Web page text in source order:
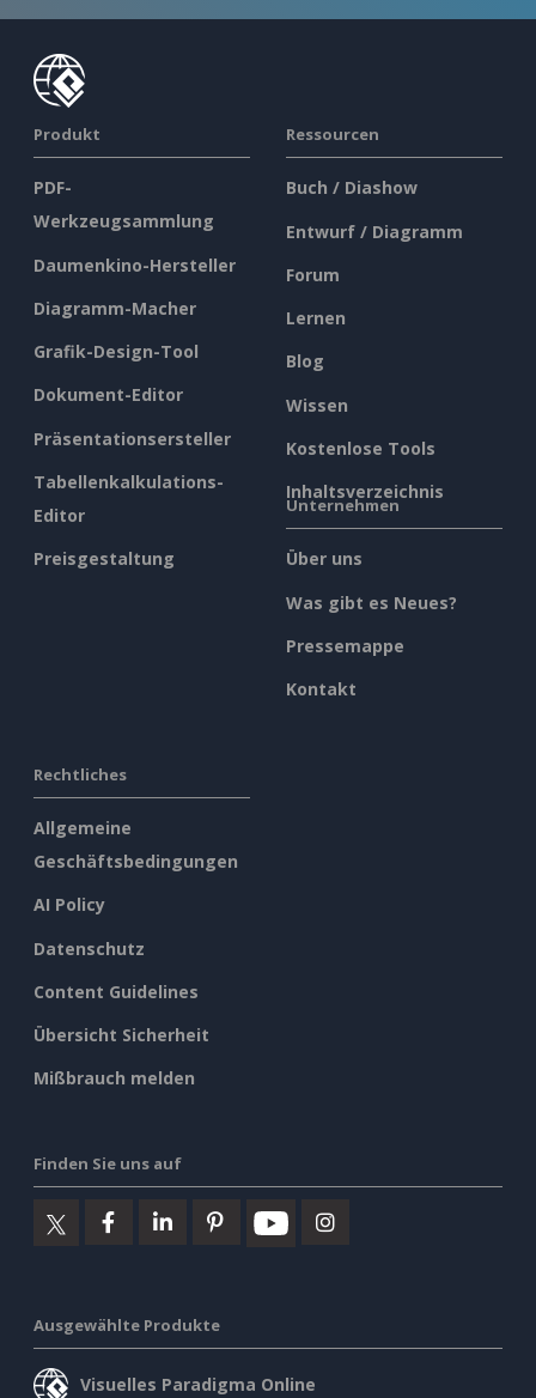
Produkt
PDF-
Werkzeugsammlung
Daumenkino-Hersteller
Diagramm-Macher
Grafik-Design-Tool
Dokument-Editor
Präsentationsersteller
Tabellenkalkulations-
Editor
Preisgestaltung
Ressourcen
Buch / Diashow
Entwurf / Diagramm
Forum
Lernen
Blog
Wissen
Kostenlose Tools
Inhaltsverzeichnis
Unternehmen
Über uns
Was gibt es Neues?
Pressemappe
Kontakt
Rechtliches
Allgemeine
Geschäftsbedingungen
AI Policy
Datenschutz
Content Guidelines
Übersicht Sicherheit
Mißbrauch melden
Finden Sie uns auf
Ausgewählte Produkte
Visuelles Paradigma Online